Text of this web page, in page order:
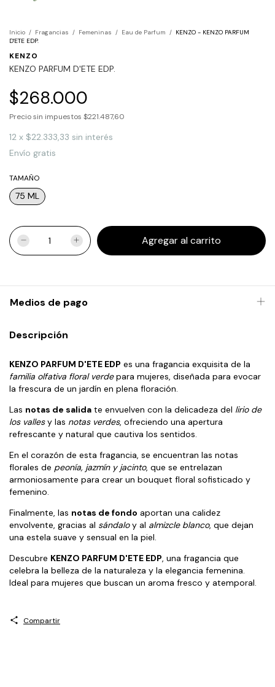
Inicio / Fragancias / Femeninas / Eau de Parfum / KENZO - KENZO PARFUM
D'ETE EDP.
KENZO
KENZO PARFUM D'ETE EDP.
$268.000
Precio sin impuestos $221.487,60
12 x $22.333,33 sin interés
Envío gratis
TAMAÑO
75 ML
Medios de pago
Descripción
KENZO PARFUM D'ETE EDP es una fragancia exquisita de la
familia olfativa floral verdepara mujeres, diseñada para evocar
la frescura de un jardín en plena floración.
Las notas de salida te envuelven con la delicadeza del lirio de
los vallesy las notas verdes, ofreciendo una apertura
refrescante y natural que cautiva los sentidos.
En el corazón de esta fragancia, se encuentran las notas
florales de peonía, jazmín y jacinto, que se entrelazan
armoniosamente para crear un bouquet floral sofisticado y
femenino.
Finalmente, las notas de fondo aportan una calidez
envolvente, gracias al sándaloy al almizcle blanco, que dejan
una estela suave y sensual en la piel.
Descubre KENZO PARFUM D'ETE EDP, una fragancia que
celebra la belleza de la naturaleza y la elegancia femenina.
Ideal para mujeres que buscan un aroma fresco y atemporal.
Compartir